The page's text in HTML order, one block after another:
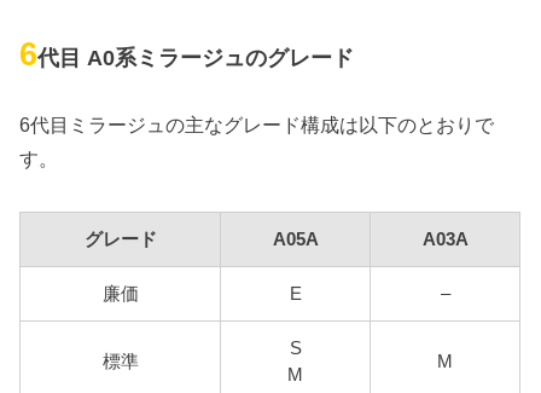
6代目 A0系ミラージュのグレード
6代目ミラージュの主なグレード構成は以下のとおりで
す。
グレード A05A A03A
廉価 E –
標準
S
M
M